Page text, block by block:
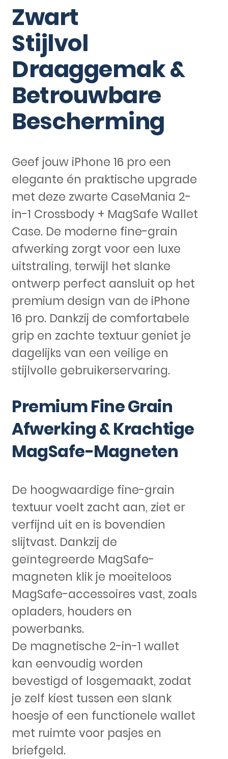
Zwart
Stijlvol
Draaggemak &
Betrouwbare
Bescherming
Geef jouw iPhone 16 pro een
elegante én praktische upgrade
met deze zwarte CaseMania 2-
in-1 Crossbody + MagSafe Wallet
Case. De moderne fine-grain
afwerking zorgt voor een luxe
uitstraling, terwijl het slanke
ontwerp perfect aansluit op het
premium design van de iPhone
16 pro. Dankzij de comfortabele
grip en zachte textuur geniet je
dagelijks van een veilige en
stijlvolle gebruikerservaring.
Premium Fine Grain
Afwerking & Krachtige
MagSafe-Magneten
De hoogwaardige fine-grain
textuur voelt zacht aan, ziet er
verfijnd uit en is bovendien
slijtvast. Dankzij de
geïntegreerde MagSafe-
magneten klik je moeiteloos
MagSafe-accessoires vast, zoals
opladers, houders en
powerbanks.
De magnetische 2-in-1 wallet
kan eenvoudig worden
bevestigd of losgemaakt, zodat
je zelf kiest tussen een slank
hoesje of een functionele wallet
met ruimte voor pasjes en
briefgeld.